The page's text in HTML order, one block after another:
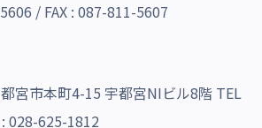
/ FAX : 087-811-5607
宮市本町4-15 宇都宮NIビル8階 TEL
028-625-1812